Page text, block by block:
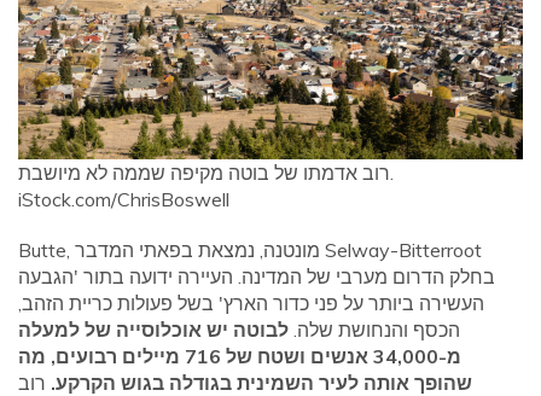
iStock.com/ChrisBoswell
Butte, מונטנה, נמצאת בפאתי המדבר Selway-Bitterroot
בחלק הדרום מערבי של המדינה. העיירה ידועה בתור 'הגבעה
העשירה ביותר על פני כדור הארץ' בשל פעולות כריית הזהב,
הכסף והנחושת שלה. לבוטה יש אוכלוסייה של למעלה
מ-34,000 אנשים ושטח של 716 מיילים רבועים, מה
שהופך אותה לעיר השמינית בגודלה בגוש הקרקע. רוב